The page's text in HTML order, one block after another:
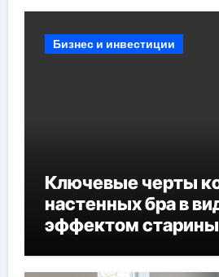
Бизнес и инвестиции
Ключевые черты
настенных бра в
эффектом старины